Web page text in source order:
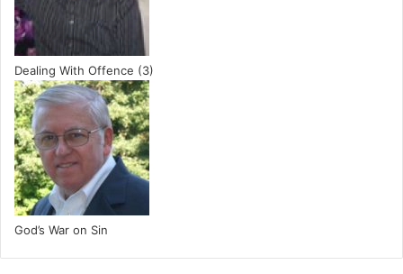
Dealing With Offence (3)
God’s War on Sin